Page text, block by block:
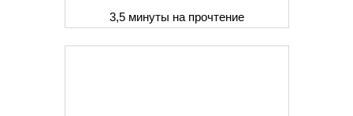
3,5 минуты на прочтение